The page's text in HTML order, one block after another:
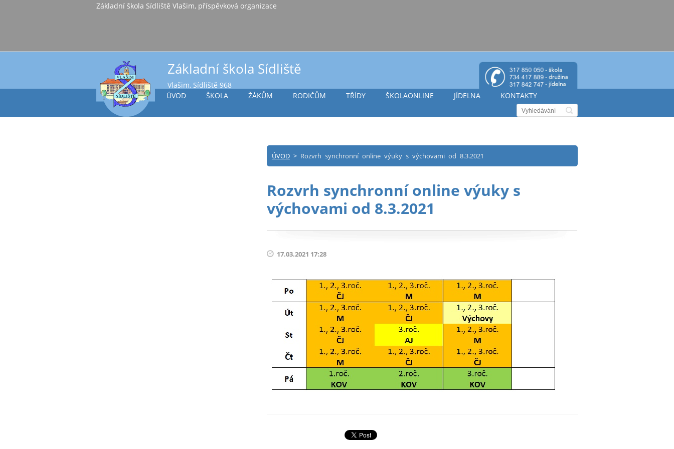
Základní škola Sídliště Vlašim, příspěvková organizace
Základní škola Sídliště
Vlašim, Sídliště 968
ÚVOD
ŠKOLA ŽÁKŮM RODIČŮM TŘÍDY ŠKOLAONLINE JÍDELNA KONTAKTY
ÚVOD > Rozvrh synchronní online výuky s výchovami od 8.3.2021
Rozvrh synchronní online výuky s
výchovami od 8.3.2021
17.03.2021 17:28